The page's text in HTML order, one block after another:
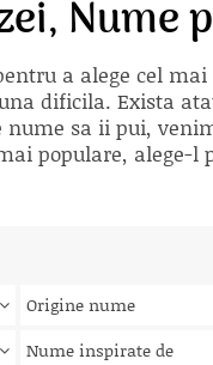
Nume
a alege cel
dificila. Exista
sa ii pui,
populare, alege-l
Origine nume
Nume inspirate de